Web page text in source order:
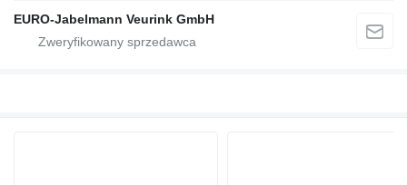
EURO-Jabelmann Veurink GmbH